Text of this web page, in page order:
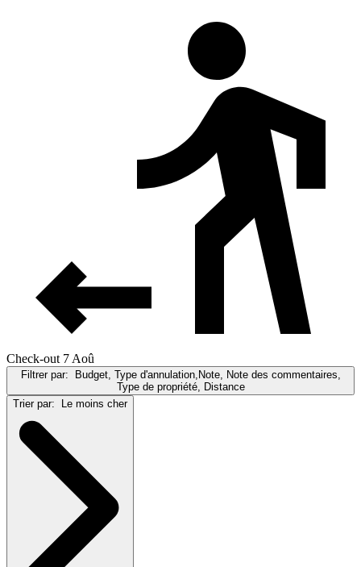
Check-out 7 Aoû
Filtrer par: Budget, Type d'annulation,Note, Note des commentaires,
Type de propriété, Distance
Trier par: Le moins cher